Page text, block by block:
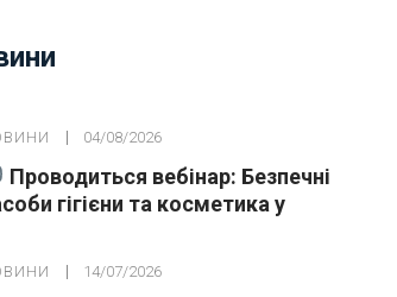
04/08/2026
Проводиться вебінар: Безпечні
гігієни та косметика у
14/07/2026